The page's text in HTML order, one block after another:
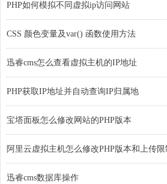
PHP如何模拟不同虚拟ip访问网站
CSS 颜色变量及var() 函数使用方法
迅睿cms怎么查看虚拟主机的IP地址
PHP获取IP地址并自动查询IP归属地
宝塔面板怎么修改网站的PHP版本
阿里云虚拟主机怎么修改PHP版本和上传限
迅睿cms数据库操作